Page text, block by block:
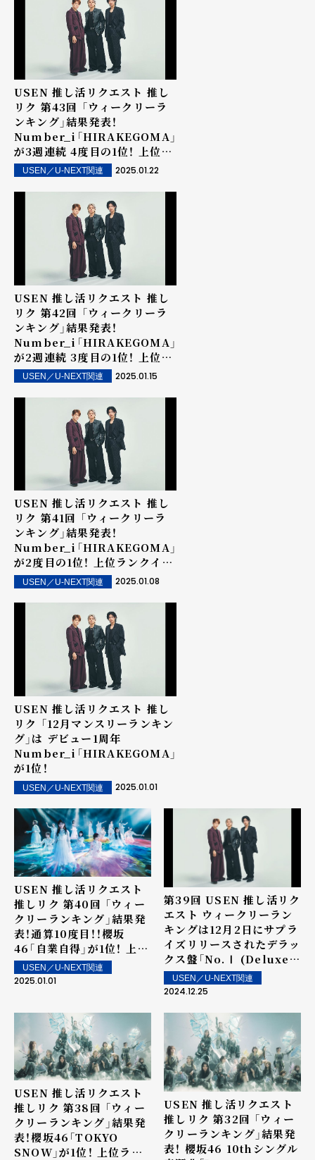
中・店内で配信！
USEN 推し活リクエスト 推し
リク 第43回 「ウィークリーラ
ンキング」結果発表！
Number_i「HIRAKEGOMA」
が3週連続 4度目の1位！ 上位ラ
ンクイン楽曲は街中・店内で配
信！
USEN／U-NEXT関連 2025.01.22
USEN 推し活リクエスト 推し
リク 第42回 「ウィークリーラ
ンキング」結果発表！
Number_i「HIRAKEGOMA」
が2週連続 3度目の1位！ 上位ラ
ンクイン楽曲は街中・店内で配
信！
USEN／U-NEXT関連 2025.01.15
USEN 推し活リクエスト 推し
リク 第41回 「ウィークリーラ
ンキング」結果発表！
Number_i「HIRAKEGOMA」
が2度目の1位！ 上位ランクイン
楽曲は街中・店内で配信！
USEN／U-NEXT関連 2025.01.08
USEN 推し活リクエスト 推し
リク 「12月マンスリーランキン
グ」は デビュー1周年
Number_i「HIRAKEGOMA」
が1位！
USEN／U-NEXT関連 2025.01.01
USEN 推し活リクエスト
推しリク 第40回 「ウィー
クリーランキング」結果発
表！通算10度目！！櫻坂
46「自業自得」が1位！ 上位
ランクイン楽曲は街中・店
内で配信！
USEN／U-NEXT関連
2025.01.01
第39回 USEN 推し活リク
エスト ウィークリーラン
キングは12月2日にサプラ
イズリリースされたデラッ
クス盤「No.Ⅰ (Deluxe)」
に収録されたNumber_i
の「HIRAKEGOMA」が1
楽曲は街中・店内で配信！
USEN／U-NEXT関連
2024.12.25
USEN 推し活リクエスト
推しリク 第38回 「ウィー
クリーランキング」結果発
表！櫻坂46「TOKYO
SNOW」が1位！ 上位ラン
USEN 推し活リクエスト
推しリク 第32回 「ウィー
クリーランキング」結果発
表！ 櫻坂46 10thシングル